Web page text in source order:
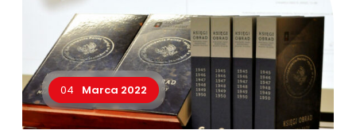
04 Marca 2022